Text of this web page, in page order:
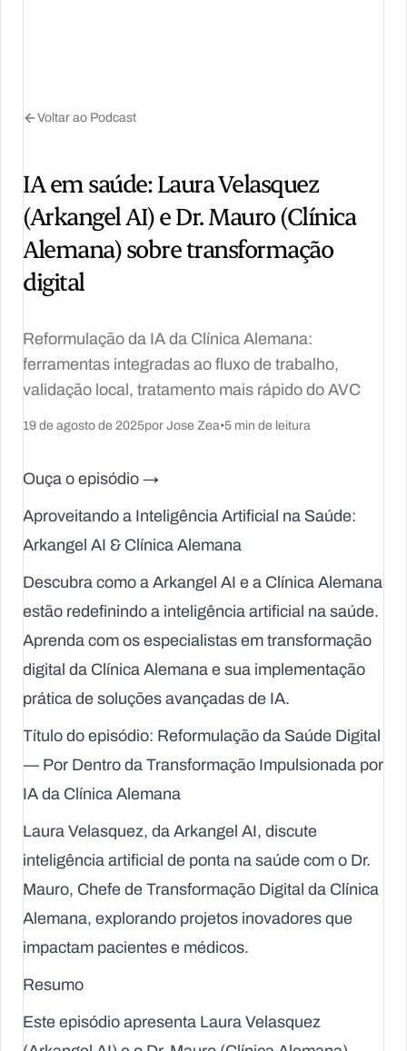
Voltar ao Podcast
IA em saúde: Laura Velasquez
(Arkangel AI) e Dr. Mauro (Clínica
Alemana) sobre transformação
digital
Reformulação da IA da Clínica Alemana:
ferramentas integradas ao fluxo de trabalho,
validação local, tratamento mais rápido do AVC
19 de agosto de 2025por Jose Zea•5 min de leitura
Ouça o episódio →
Aproveitando a Inteligência Artificial na Saúde:
Arkangel AI & Clínica Alemana
Descubra como a Arkangel AI e a Clínica Alemana
estão redefinindo a inteligência artificial na saúde.
Aprenda com os especialistas em transformação
digital da Clínica Alemana e sua implementação
prática de soluções avançadas de IA.
Título do episódio: Reformulação da Saúde Digital
— Por Dentro da Transformação Impulsionada por
IA da Clínica Alemana
Laura Velasquez, da Arkangel AI, discute
inteligência artificial de ponta na saúde com o Dr.
Mauro, Chefe de Transformação Digital da Clínica
Alemana, explorando projetos inovadores que
impactam pacientes e médicos.
Resumo
Este episódio apresenta Laura Velasquez